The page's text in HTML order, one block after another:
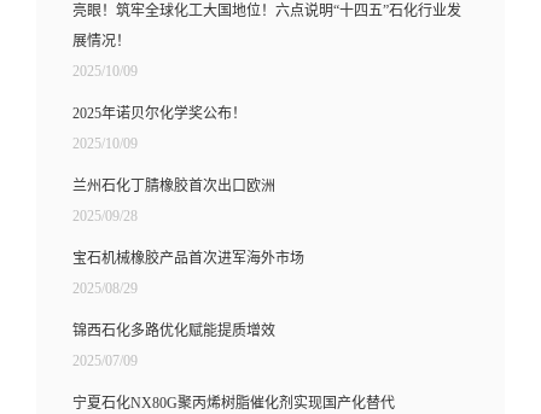
亮眼！筑牢全球化工大国地位！六点说明“十四五”石化行业发
展情况！
2025/10/09
2025年诺贝尔化学奖公布！
2025/10/09
兰州石化丁腈橡胶首次出口欧洲
2025/09/28
宝石机械橡胶产品首次进军海外市场
2025/08/29
锦西石化多路优化赋能提质增效
2025/07/09
宁夏石化NX80G聚丙烯树脂催化剂实现国产化替代